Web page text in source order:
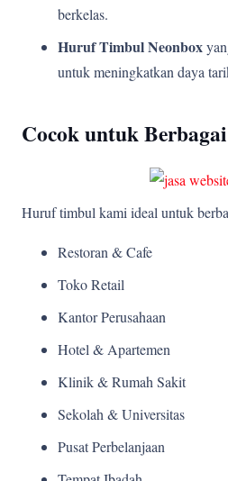
berkelas.
Huruf Timbul Neonbox
untuk meningkatkan daya
Cocok untuk
Huruf timbul kami ideal untuk
Restoran & Cafe
Toko Retail
Kantor Perusahaan
Hotel & Apartemen
Klinik & Rumah Sakit
Sekolah & Universitas
Pusat Perbelanjaan